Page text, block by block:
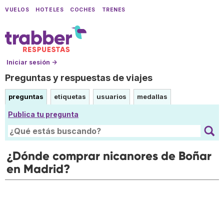
VUELOS HOTELES COCHES TRENES
Iniciar sesión →
Preguntas y respuestas de viajes
preguntas etiquetas usuarios medallas
Publica tu pregunta
¿Dónde comprar nicanores de Boñar
en Madrid?